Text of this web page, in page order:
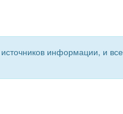
информации, и все